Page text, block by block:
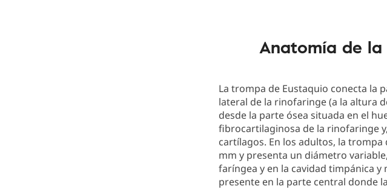
Anatomía de
La trompa de Eustaquio conecta la
lateral de la rinofaringe (a la altura
desde la parte ósea situada en el
fibrocartilaginosa de la rinofaringe
cartílagos. En los adultos, la
mm y presenta un diámetro
faríngea y en la cavidad timpánica
presente en la parte central donde